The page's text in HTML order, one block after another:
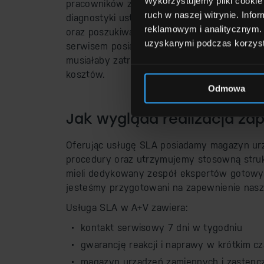
ruch w naszej witrynie.
reklamowym i
uzyskanymi podczas
Odmowa
pracowników z różnych działów (office
diagnostyki usterek, przygotowywania
oraz poszukiwania wsparcia „ad-hoc” w
serwisem posiadanych urządzeń AV, aby
musiałaby zatrudniać dedykowanego
kosztów.
Jak wygląda realizacja
Oferując usługę SLA posiadamy magazyn
procedury oraz utrzymujemy stosowną
mieli dedykowany zespół ekspertów
jesteśmy przygotowani na zapewnienie
Usługa SLA w A+V zawiera:
kontakt serwisowy 7 dni w tygodniu
gwarancję reakcji i naprawy w krótkim